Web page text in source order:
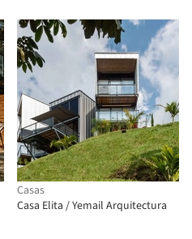
Casas
Casa Elita / Yemail Arquitectura